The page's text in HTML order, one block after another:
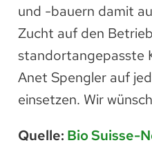
und -bauern damit
Zucht auf den
standortangepasste
Anet Spengler auf
einsetzen. Wir
Quelle: Bio Suisse-